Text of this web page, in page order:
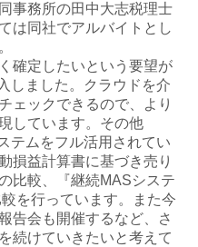
事務所の田中大志税理士
は同社でアルバイトとし
確定したいという要望が
しました。クラウドを介
ェックできるので、より
しています。その他
テムをフル活用されてい
損益計算書に基づき売り
比較、『継続MASシステ
を行っています。また今
告会も開催するなど、さ
続けていきたいと考えて